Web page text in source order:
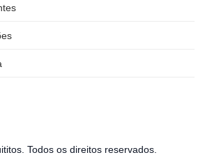
Todos os direitos reservados.